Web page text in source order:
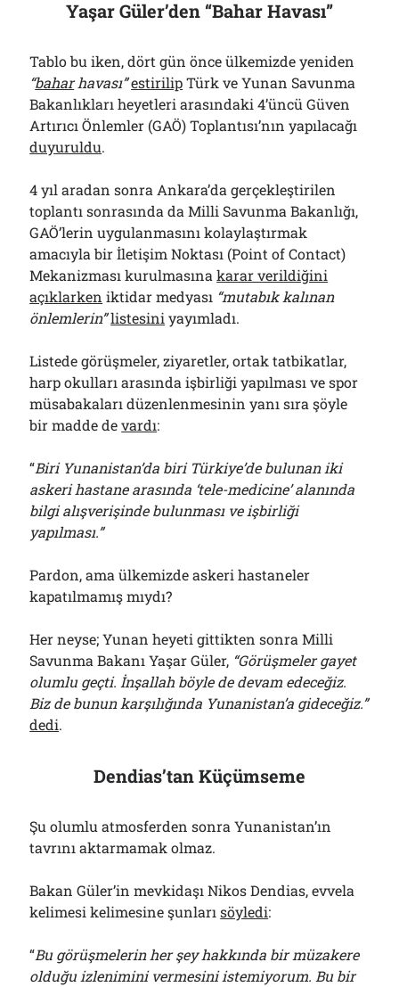
Yaşar Güler’den “Bahar Havası”
Tablo bu iken, dört gün önce ülkemizde yeniden
“baharhavası”estirilipTürk ve Yunan Savunma
Bakanlıkları heyetleri arasındaki 4’üncü Güven
Artırıcı Önlemler (GAÖ) Toplantısı’nın yapılacağı
duyuruldu.
4 yıl aradan sonra Ankara’da gerçekleştirilen
toplantı sonrasında da Milli Savunma Bakanlığı,
GAÖ’lerin uygulanmasını kolaylaştırmak
amacıyla bir İletişim Noktası (Point of Contact)
Mekanizması kurulmasınakarar verildiğini
açıklarken iktidar medyası “mutabık kalınan
önlemlerin”listesini yayımladı.
Listede görüşmeler, ziyaretler, ortak tatbikatlar,
harp okulları arasında işbirliği yapılması ve spor
müsabakaları düzenlenmesinin yanı sıra şöyle
bir madde devardı:
“Biri Yunanistan’da biri Türkiye’de bulunan iki
askeri hastane arasında ‘tele-medicine’ alanında
bilgi alışverişinde bulunması ve işbirliği
yapılması.”
Pardon, ama ülkemizde askeri hastaneler
kapatılmamış mıydı?
Her neyse; Yunan heyeti gittikten sonra Milli
Savunma Bakanı Yaşar Güler, “Görüşmeler gayet
olumlu geçti. İnşallah böyle de devam edeceğiz.
Biz de bunun karşılığında Yunanistan’a gideceğiz.”
dedi.
Dendias’tan Küçümseme
Şu olumlu atmosferden sonra Yunanistan’ın
tavrını aktarmamak olmaz.
Bakan Güler’in mevkidaşı Nikos Dendias, evvela
kelimesi kelimesine şunlarısöyledi:
“Bu görüşmelerin her şey hakkında bir müzakere
olduğu izlenimini vermesini istemiyorum. Bu bir